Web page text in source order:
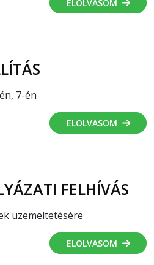
ELOLVASOM
7-én
ELOLVASOM
FELHÍVÁS
üzemeltetésére
ELOLVASOM